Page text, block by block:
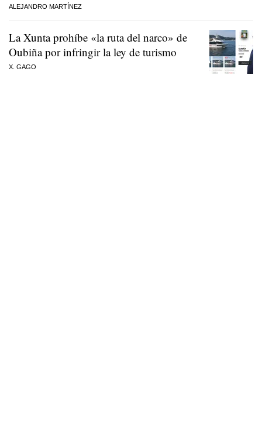
ALEJANDRO MARTÍNEZ
La Xunta prohíbe «la ruta del narco» de
Oubiña por infringir la ley de turismo
X. GAGO